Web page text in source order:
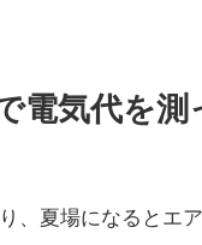
電気代を測
、夏場になるとエ